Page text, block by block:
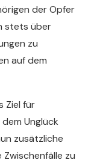
der Opfer
stets über
zu
auf dem
Ziel für
Unglück
zusätzliche
zu